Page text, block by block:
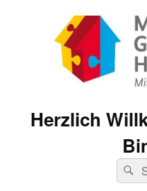
Herzlich
nach: